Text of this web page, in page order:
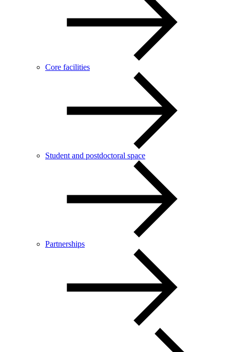
Core facilities
Student and postdoctoral space
Partnerships